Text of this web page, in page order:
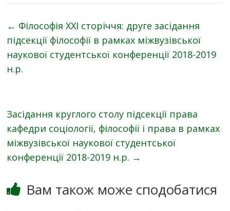
← Філософія XXI сторіччя: друге засідання
підсекції філософії в рамках міжвузівської
наукової студентської конференції 2018-2019
н.р.
Засідання круглого столу підсекції права
кафедри соціології, філософії і права в рамках
міжвузівської наукової студентської
конференції 2018-2019 н.р. →
Вам також може сподобатися